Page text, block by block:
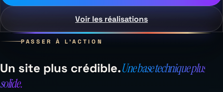
Voir les réalisations
PASSER À L’ACTION
Un site plus crédible.Une base technique plus
solide.